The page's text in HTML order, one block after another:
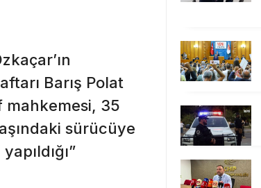
Barış Polat
mahkemesi, 35
sürücüye